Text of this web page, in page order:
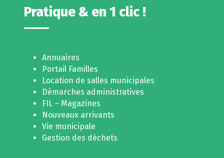
Pratique & en 1 clic !
Annuaires
Portail Familles
Location de salles municipales
Démarches administratives
FIL – Magazines
Nouveaux arrivants
Vie municipale
Gestion des déchets